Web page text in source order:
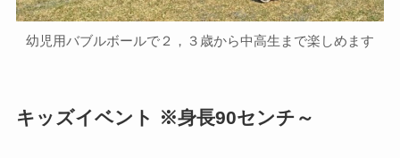
幼児用バブルボールで２，３歳から中高生まで楽しめます
キッズイベント ※身長90センチ～